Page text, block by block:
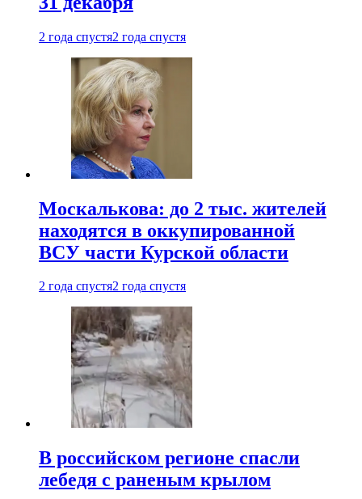
2 года спустя2 года спустя
Москалькова: до 2 тыс. жителей
находятся в оккупированной
ВСУ части Курской области
2 года спустя2 года спустя
В российском регионе спасли
лебедя с раненым крылом